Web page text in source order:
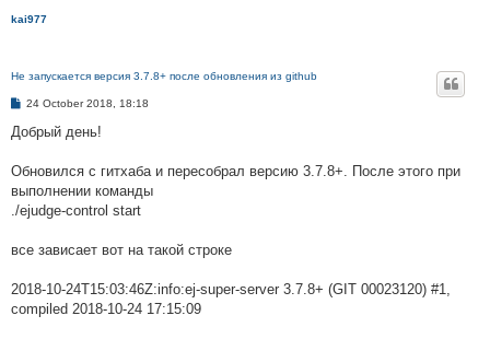
kai977
Не запускается версия 3.7.8+ после обновления из github
P
s
24 October 2018, 18:18
Добрый день!
Обновился с гитхаба и пересобрал версию 3.7.8+. После этого при
выполнении команды
./ejudge-control start
все зависает вот на такой строке
2018-10-24T15:03:46Z:info:ej-super-server 3.7.8+ (GIT 00023120) #1,
compiled 2018-10-24 17:15:09